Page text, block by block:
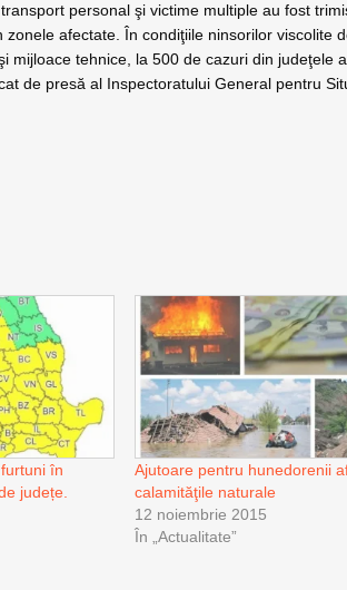
personal şi victime multiple au fost
afectate. În condiţiile ninsorilor viscolite
mijloace tehnice, la 500 de cazuri din judeţele
de presă al Inspectoratului General pentru
în
județe.
Ajutoare pentru hunedorenii
calamităţile naturale
12 noiembrie 2015
În „Actualitate”